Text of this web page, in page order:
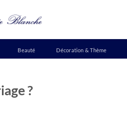
Beauté Décoration & Thème
?